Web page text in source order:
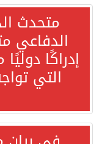
متحدث
الدفاعي
إدراكًا
التي